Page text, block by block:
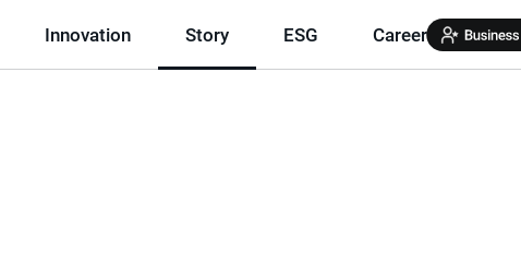
Innovation Story ESG Career